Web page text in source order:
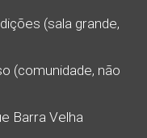
(sala grande,
(comunidade, não
Barra Velha